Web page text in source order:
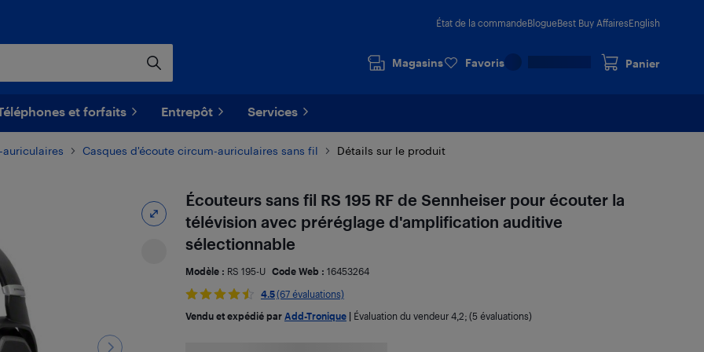
État de la commandeBlogueBest Buy AffairesEnglish
Magasins Favoris Panier
et forfaits Entrepôt Services
Casques d'écoute circum-auriculaires sans fil Détails sur le produit
Écouteurs sans fil RS 195 RF de Sennheiser pour écouter la
télévision avec préréglage d'amplification auditive
sélectionnable
Modèle : RS 195-U Code Web : 16453264
4.5(67 évaluations)
Vendu et expédié par Add-Tronique| Évaluation du vendeur 4,2; (5 évaluations)